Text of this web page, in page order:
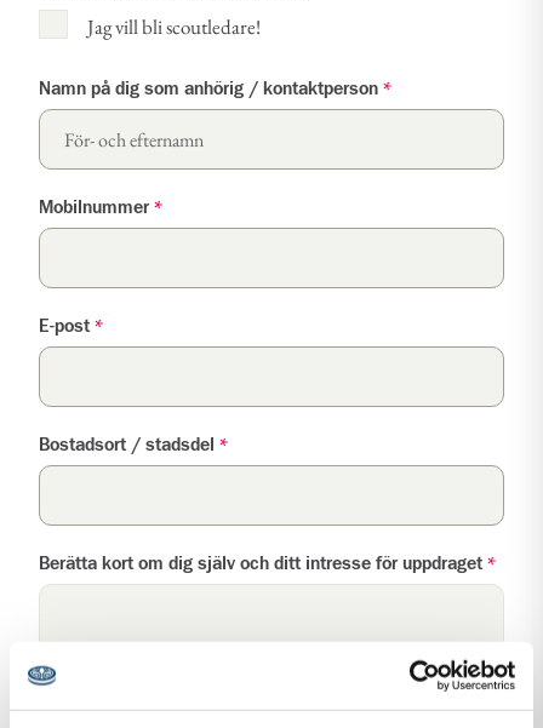
Jag vill bli scoutledare!
Namn på dig som anhörig / kontaktperson *
Mobilnummer *
E-post *
Bostadsort / stadsdel *
Berätta kort om dig själv och ditt intresse för uppdraget *